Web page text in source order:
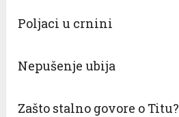
Poljaci u crnini
Nepušenje ubija
Zašto stalno govore o Titu?